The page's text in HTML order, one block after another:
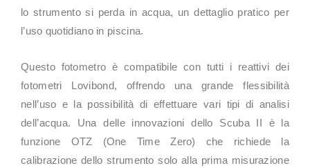
lo strumento si perda in acqua, un dettaglio pratico per
l’uso quotidiano in piscina.
Questo fotometro è compatibile con tutti i reattivi dei
fotometri Lovibond, offrendo una grande flessibilità
nell’uso e la possibilità di effettuare vari tipi di analisi
dell’acqua. Una delle innovazioni dello Scuba II è la
funzione OTZ (One Time Zero) che richiede la
calibrazione dello strumento solo alla prima misurazione